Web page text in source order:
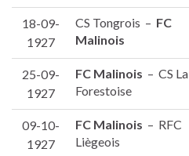
18-09-
1927
CS Tongrois – FC
Malinois
25-09-
1927
FC Malinois – CS La
Forestoise
09-10-
1927
FC Malinois – RFC
Liègeois